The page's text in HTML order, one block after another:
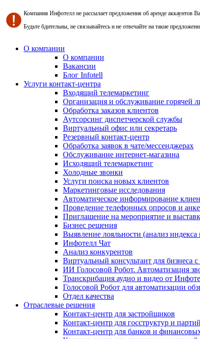
Компания Инфотелл не рассылает предложения об аренде аккаунтов
Будьте бдительны, не связывайтесь и не отвечайте на такие
О компании
О компании
Вакансии
Блог Infotell
Услуги контакт-центра
Входящий телемаркетинг
Организация и обслуживание горячей
Обработка заказов клиентов
Аутсорсинг диспетчерской службы
Виртуальный офис или секретарь
Резервный контакт-центр
Обработка заявок в чате/мессенджерах
Обслуживание интернет-магазина
Исходящий телемаркетинг
Холодные звонки
Услуги поиска новых клиентов
Маркетинговые исследования
Автоматическое информирование
Проведение телефонных опросов и
Приглашение на мероприятие и
Бизнес решения
Выявление лояльности (анализ индекса
Инфотелл Чат
Анализ конкурентов
Виртуальный консультант для бизнеса
ИИ Голосовой Робот. Автоматизация
Транскрибация аудио и видео от
Голосовой Робот для автоматизации
Отдел качества
Отраслевые решения
Контакт-центр для застройщиков
Контакт-центр для госструктур и партий
Контакт-центр для банков и